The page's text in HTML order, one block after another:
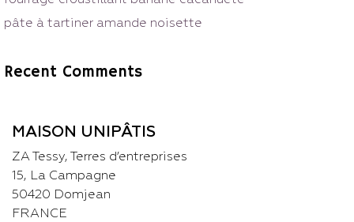
pâte à tartiner amande noisette
Recent Comments
MAISON UNIPÂTIS
ZA Tessy, Terres d’entreprises
15, La Campagne
50420 Domjean
FRANCE